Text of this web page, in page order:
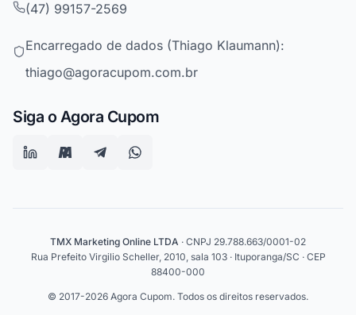
(47) 99157-2569
Encarregado de dados (Thiago Klaumann):
thiago@agoracupom.com.br
Siga o Agora Cupom
TMX Marketing Online LTDA · CNPJ 29.788.663/0001-02
Rua Prefeito Virgilio Scheller, 2010, sala 103 · Ituporanga/SC · CEP
88400-000
© 2017-2026 Agora Cupom. Todos os direitos reservados.